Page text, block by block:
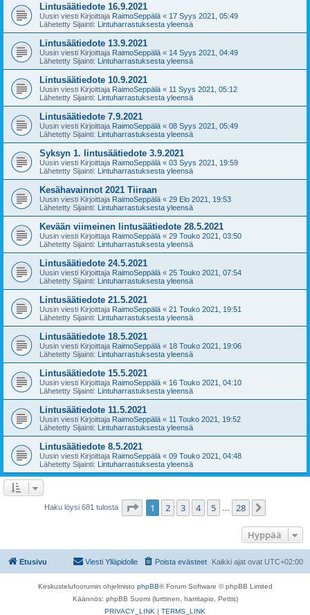
Lintusäätiedote 16.9.2021
Uusin viesti Kirjoittaja RaimoSeppälä « 17 Syys 2021, 05:49
Lähetetty Sijainti: Lintuharrastuksesta yleensä
Lintusäätiedote 13.9.2021
Uusin viesti Kirjoittaja RaimoSeppälä « 14 Syys 2021, 04:49
Lähetetty Sijainti: Lintuharrastuksesta yleensä
Lintusäätiedote 10.9.2021
Uusin viesti Kirjoittaja RaimoSeppälä « 11 Syys 2021, 05:12
Lähetetty Sijainti: Lintuharrastuksesta yleensä
Lintusäätiedote 7.9.2021
Uusin viesti Kirjoittaja RaimoSeppälä « 08 Syys 2021, 05:49
Lähetetty Sijainti: Lintuharrastuksesta yleensä
Syksyn 1. lintusäätiedote 3.9.2021
Uusin viesti Kirjoittaja RaimoSeppälä « 03 Syys 2021, 19:59
Lähetetty Sijainti: Lintuharrastuksesta yleensä
Kesähavainnot 2021 Tiiraan
Uusin viesti Kirjoittaja RaimoSeppälä « 29 Elo 2021, 19:53
Lähetetty Sijainti: Lintuharrastuksesta yleensä
Kevään viimeinen lintusäätiedote 28.5.2021
Uusin viesti Kirjoittaja RaimoSeppälä « 29 Touko 2021, 03:50
Lähetetty Sijainti: Lintuharrastuksesta yleensä
Lintusäätiedote 24.5.2021
Uusin viesti Kirjoittaja RaimoSeppälä « 25 Touko 2021, 07:54
Lähetetty Sijainti: Lintuharrastuksesta yleensä
Lintusäätiedote 21.5.2021
Uusin viesti Kirjoittaja RaimoSeppälä « 21 Touko 2021, 19:51
Lähetetty Sijainti: Lintuharrastuksesta yleensä
Lintusäätiedote 18.5.2021
Uusin viesti Kirjoittaja RaimoSeppälä « 18 Touko 2021, 19:06
Lähetetty Sijainti: Lintuharrastuksesta yleensä
Lintusäätiedote 15.5.2021
Uusin viesti Kirjoittaja RaimoSeppälä « 16 Touko 2021, 04:10
Lähetetty Sijainti: Lintuharrastuksesta yleensä
Lintusäätiedote 11.5.2021
Uusin viesti Kirjoittaja RaimoSeppälä « 11 Touko 2021, 19:52
Lähetetty Sijainti: Lintuharrastuksesta yleensä
Lintusäätiedote 8.5.2021
Uusin viesti Kirjoittaja RaimoSeppälä « 09 Touko 2021, 04:48
Lähetetty Sijainti: Lintuharrastuksesta yleensä
Haku löysi 681 tulosta Sivu /28
1 2 3 4 5 28
Hyppää
Etusivu Kaikki ajat ovat UTC+02:00
Poista evästeet
Viesti Ylläpidolle
Keskustelufoorumin ohjelmisto phpBB® Forum Software © phpBB Limited
Käännös: phpBB Suomi (lurttinen, harritapio, Pettis)
PRIVACY_LINK | TERMS_LINK